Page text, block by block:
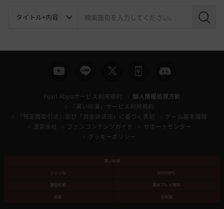
検
Pearl Abyssサービス利用規約
個人情報処理方針
「黒い砂漠」サービス利用規約
「特定商取引法」及び「資金決済法」に基づく表記
ゲーム基本情報
運営会社
ファンコンテンツガイド
サポートセンター
クッキーポリシー
黒い砂漠
ジャンル
MMORPG
課金形態
基本プレイ無料
対象
全年齢